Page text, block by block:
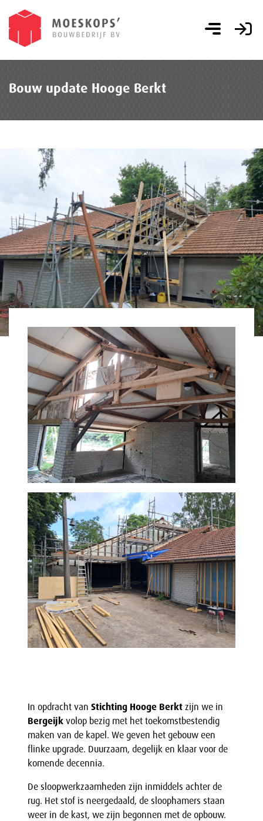
Bouw update Hooge Berkt
In opdracht van Stichting Hooge Berkt zijn we in
Bergeijk volop bezig met het toekomstbestendig
maken van de kapel. We geven het gebouw een
flinke upgrade. Duurzaam, degelijk en klaar voor de
komende decennia.
De sloopwerkzaamheden zijn inmiddels achter de
rug. Het stof is neergedaald, de sloophamers staan
weer in de kast, we zijn begonnen met de opbouw.